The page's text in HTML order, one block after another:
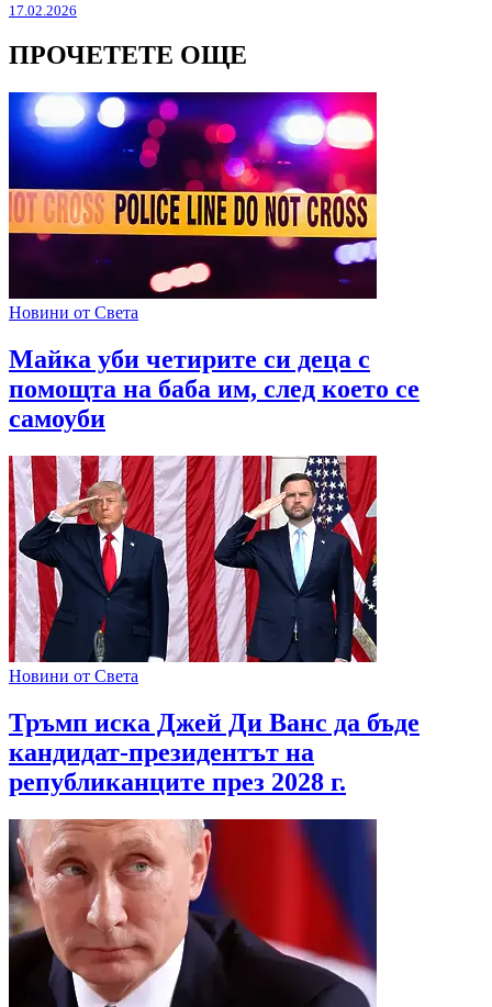
17.02.2026
ПРОЧЕТЕТЕ ОЩЕ
Новини от Света
Майка уби четирите си деца с
помощта на баба им, след което се
самоуби
Новини от Света
Тръмп иска Джей Ди Ванс да бъде
кандидат-президентът на
републиканците през 2028 г.